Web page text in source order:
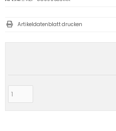
Artikeldatenblatt drucken